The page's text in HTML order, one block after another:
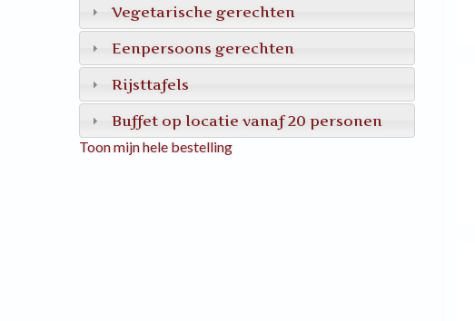
Vegetarische gerechten
Eenpersoons gerechten
Rijsttafels
Buffet op locatie vanaf 20 personen
Toon mijn hele bestelling